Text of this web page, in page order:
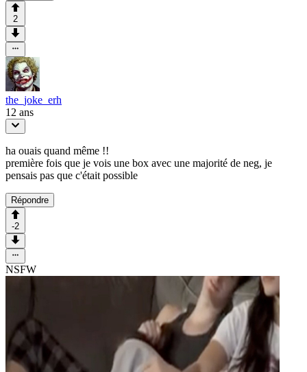
2
the_joke_erh
12 ans
ha ouais quand même !!
première fois que je vois une box avec une majorité de neg, je
pensais pas que c'était possible
Répondre
-2
NSFW